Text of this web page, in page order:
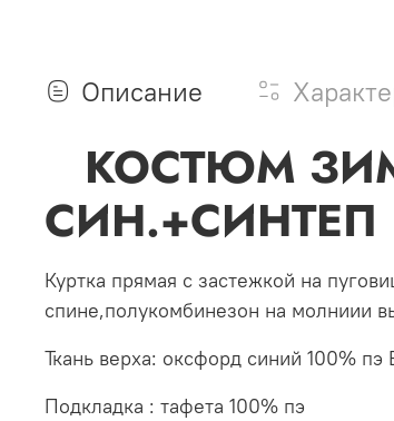
Описание
КОСТЮМ
СИН.+СИНТЕП
Куртка прямая с застежкой на
спине,полукомбинезон на молниии
Ткань верха: оксфорд синий 100% пэ
Подкладка : тафета 100% пэ